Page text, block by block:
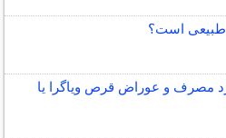
است؟
مصرف و عوراض قرص ویاگرا یا